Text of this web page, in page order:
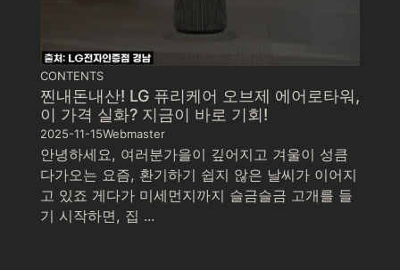
CONTENTS
찐내돈내산! LG 퓨리케어 오브제 에어로타워,
이 가격 실화? 지금이 바로 기회!
2025-11-15Webmaster
안녕하세요, 여러분가을이 깊어지고 겨울이 성큼
다가오는 요즘, 환기하기 쉽지 않은 날씨가 이어지
고 있죠 게다가 미세먼지까지 슬금슬금 고개를 들
기 시작하면, 집 ...